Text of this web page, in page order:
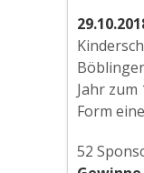
Jahr zum
Form
52